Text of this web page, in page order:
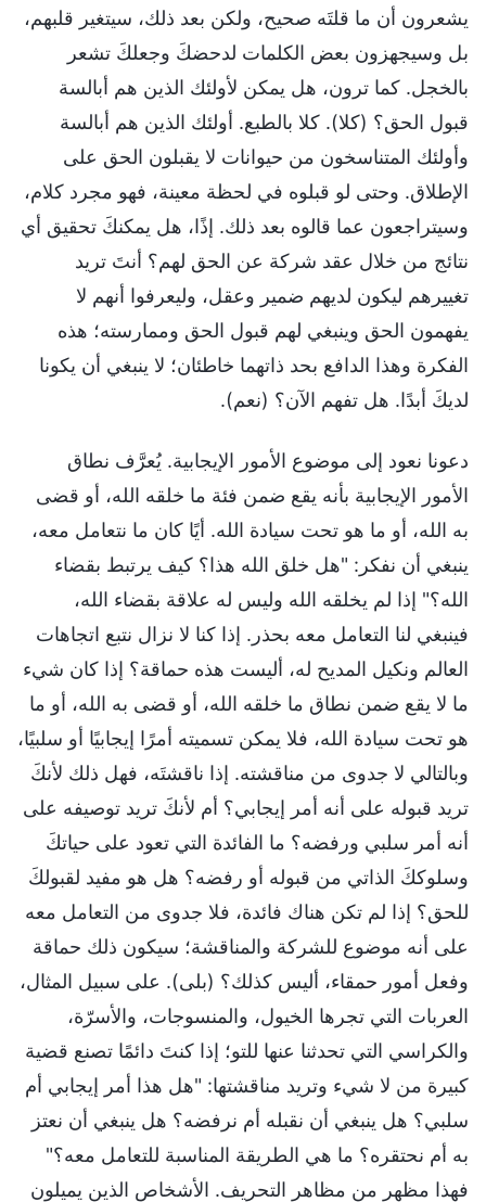
يشعرون أن ما قلتَه صحيح، ولكن بعد ذلك، سيتغير قلبهم،
بل وسيجهزون بعض الكلمات لدحضكَ وجعلكَ تشعر
بالخجل. كما ترون، هل يمكن لأولئك الذين هم أبالسة
قبول الحق؟ (كلا). كلا بالطبع. أولئك الذين هم أبالسة
وأولئك المتناسخون من حيوانات لا يقبلون الحق على
الإطلاق. وحتى لو قبلوه في لحظة معينة، فهو مجرد كلام،
وسيتراجعون عما قالوه بعد ذلك. إذًا، هل يمكنكَ تحقيق أي
نتائج من خلال عقد شركة عن الحق لهم؟ أنتَ تريد
تغييرهم ليكون لديهم ضمير وعقل، وليعرفوا أنهم لا
يفهمون الحق وينبغي لهم قبول الحق وممارسته؛ هذه
الفكرة وهذا الدافع بحد ذاتهما خاطئان؛ لا ينبغي أن يكونا
لديكَ أبدًا. هل تفهم الآن؟ (نعم).
دعونا نعود إلى موضوع الأمور الإيجابية. يُعرَّف نطاق
الأمور الإيجابية بأنه يقع ضمن فئة ما خلقه الله، أو قضى
به الله، أو ما هو تحت سيادة الله. أيًا كان ما نتعامل معه،
ينبغي أن نفكر: "هل خلق الله هذا؟ كيف يرتبط بقضاء
الله؟" إذا لم يخلقه الله وليس له علاقة بقضاء الله،
فينبغي لنا التعامل معه بحذر. إذا كنا لا نزال نتبع اتجاهات
العالم ونكيل المديح له، أليست هذه حماقة؟ إذا كان شيء
ما لا يقع ضمن نطاق ما خلقه الله، أو قضى به الله، أو ما
هو تحت سيادة الله، فلا يمكن تسميته أمرًا إيجابيًا أو سلبيًا،
وبالتالي لا جدوى من مناقشته. إذا ناقشتَه، فهل ذلك لأنكَ
تريد قبوله على أنه أمر إيجابي؟ أم لأنكَ تريد توصيفه على
أنه أمر سلبي ورفضه؟ ما الفائدة التي تعود على حياتكَ
وسلوككَ الذاتي من قبوله أو رفضه؟ هل هو مفيد لقبولكَ
للحق؟ إذا لم تكن هناك فائدة، فلا جدوى من التعامل معه
على أنه موضوع للشركة والمناقشة؛ سيكون ذلك حماقة
وفعل أمور حمقاء، أليس كذلك؟ (بلى). على سبيل المثال،
العربات التي تجرها الخيول، والمنسوجات، والأسرّة،
والكراسي التي تحدثنا عنها للتو؛ إذا كنتَ دائمًا تصنع قضية
كبيرة من لا شيء وتريد مناقشتها: "هل هذا أمر إيجابي أم
سلبي؟ هل ينبغي أن نقبله أم نرفضه؟ هل ينبغي أن نعتز
به أم نحتقره؟ ما هي الطريقة المناسبة للتعامل معه؟"
فهذا مظهر من مظاهر التحريف. الأشخاص الذين يميلون